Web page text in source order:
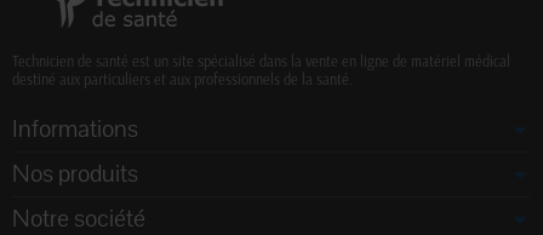
Technicien de santé est un site spécialisé dans la vente en ligne de matériel médical
destiné aux particuliers et aux professionnels de la santé.
Informations
Nos produits
Notre société